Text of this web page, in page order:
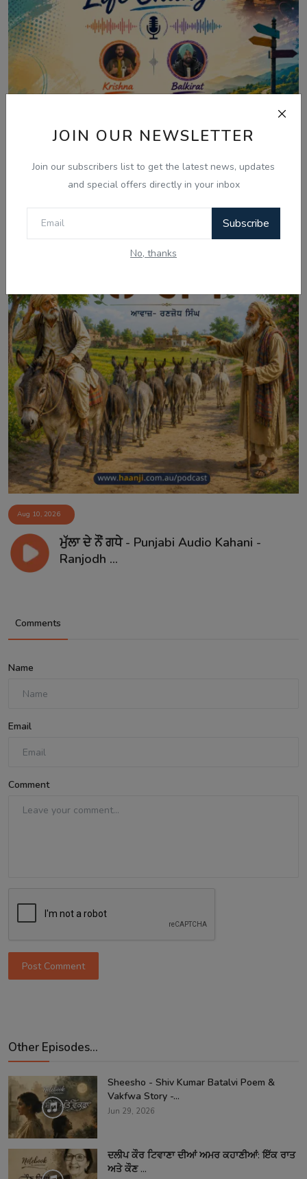
JOIN OUR NEWSLETTER
Join our subscribers list to get the latest news, updates
and special offers directly in your inbox
Subscribe
No, thanks
Aug 10, 2026
Boys Meetup - Balancing Friendship &
Marriage | Kr...
Aug 10, 2026
ਮੁੱਲਾ ਦੇ ਨੌਂ ਗਧੇ - Punjabi Audio Kahani -
Ranjodh ...
Comments
Name
Email
Comment
Post Comment
Other Episodes...
Sheesho - Shiv Kumar Batalvi Poem &
Vakfwa Story -...
Jun 29, 2026
ਦਲੀਪ ਕੌਰ ਟਿਵਾਣਾ ਦੀਆਂ ਅਮਰ ਕਹਾਣੀਆਂ: ਇੱਕ ਰਾਤ
ਅਤੇ ਕੌਣ ...